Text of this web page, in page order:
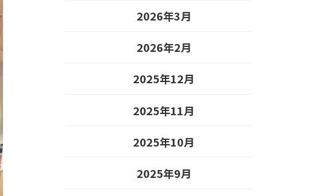
2026年3月
2026年2月
2025年12月
2025年11月
2025年10月
2025年9月